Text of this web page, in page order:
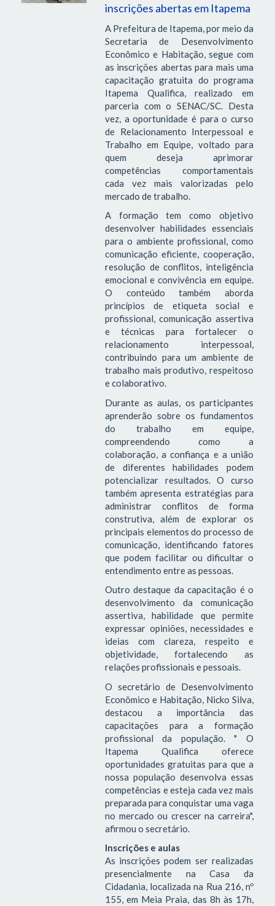
inscrições abertas em Itapema
A Prefeitura de Itapema, por meio da
Secretaria de Desenvolvimento
Econômico e Habitação, segue com
as inscrições abertas para mais uma
capacitação gratuita do programa
Itapema Qualifica, realizado em
parceria com o SENAC/SC. Desta
vez, a oportunidade é para o curso
de Relacionamento Interpessoal e
Trabalho em Equipe, voltado para
quem deseja aprimorar
competências comportamentais
cada vez mais valorizadas pelo
mercado de trabalho.
A formação tem como objetivo
desenvolver habilidades essenciais
para o ambiente profissional, como
comunicação eficiente, cooperação,
resolução de conflitos, inteligência
emocional e convivência em equipe.
O conteúdo também aborda
princípios de etiqueta social e
profissional, comunicação assertiva
e técnicas para fortalecer o
relacionamento interpessoal,
contribuindo para um ambiente de
trabalho mais produtivo, respeitoso
e colaborativo.
Durante as aulas, os participantes
aprenderão sobre os fundamentos
do trabalho em equipe,
compreendendo como a
colaboração, a confiança e a união
de diferentes habilidades podem
potencializar resultados. O curso
também apresenta estratégias para
administrar conflitos de forma
construtiva, além de explorar os
principais elementos do processo de
comunicação, identificando fatores
que podem facilitar ou dificultar o
entendimento entre as pessoas.
Outro destaque da capacitação é o
desenvolvimento da comunicação
assertiva, habilidade que permite
expressar opiniões, necessidades e
ideias com clareza, respeito e
objetividade, fortalecendo as
relações profissionais e pessoais.
O secretário de Desenvolvimento
Econômico e Habitação, Nicko Silva,
destacou a importância das
capacitações para a formação
profissional da população. " O
Itapema Qualifica oferece
oportunidades gratuitas para que a
nossa população desenvolva essas
competências e esteja cada vez mais
preparada para conquistar uma vaga
no mercado ou crescer na carreira",
afirmou o secretário.
Inscrições e aulas
As inscrições podem ser realizadas
presencialmente na Casa da
Cidadania, localizada na Rua 216, nº
155, em Meia Praia, das 8h às 17h,